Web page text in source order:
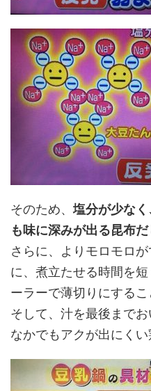
そのため、塩分が少な
も味に深みが出る昆布だ
さらに、よりモロモロ
に、煮立たせる時間を
ーラーで薄切りにするこ
そして、汁を最後まで
なかでもアクが出にくい